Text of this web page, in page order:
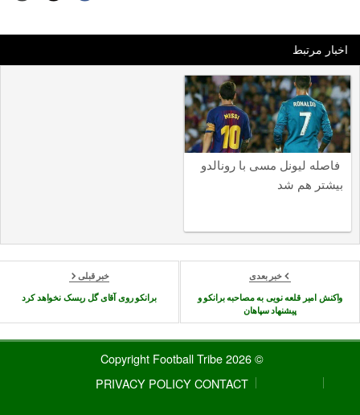
اخبار مرتبط
فاصله لیونل مسی با رونالدو
بیشتر هم شد
خبر بعدی
واکنش امیر قلعه نویی به مصاحبه برانکو و
پیشنهاد سپاهان
خبر قبلی
برانکو روی آقای گل ریسک نخواهد کرد
© 2026 Copyright Football Tribe
CONTACT
PRIVACY POLICY